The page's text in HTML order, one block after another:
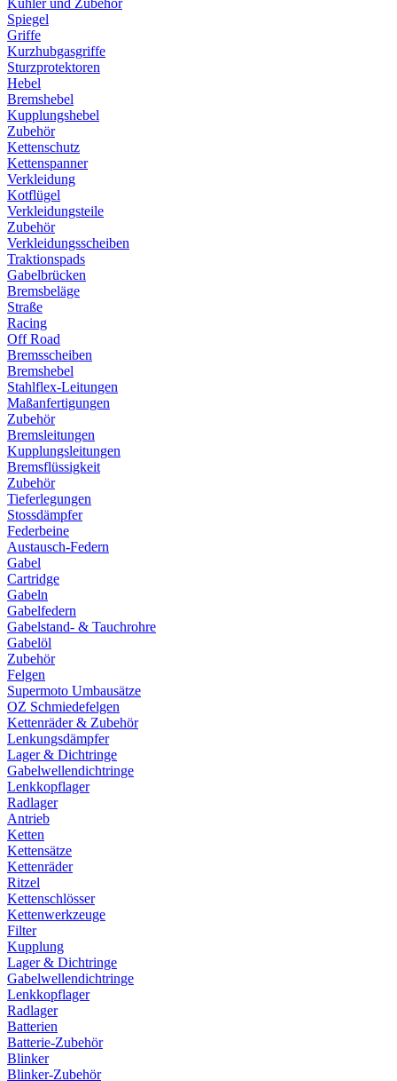
Kühler und Zubehör
Spiegel
Griffe
Kurzhubgasgriffe
Sturzprotektoren
Hebel
Bremshebel
Kupplungshebel
Zubehör
Kettenschutz
Kettenspanner
Verkleidung
Kotflügel
Verkleidungsteile
Zubehör
Verkleidungsscheiben
Traktionspads
Gabelbrücken
Bremsbeläge
Straße
Racing
Off Road
Bremsscheiben
Bremshebel
Stahlflex-Leitungen
Maßanfertigungen
Zubehör
Bremsleitungen
Kupplungsleitungen
Bremsflüssigkeit
Zubehör
Tieferlegungen
Stossdämpfer
Federbeine
Austausch-Federn
Gabel
Cartridge
Gabeln
Gabelfedern
Gabelstand- & Tauchrohre
Gabelöl
Zubehör
Felgen
Supermoto Umbausätze
OZ Schmiedefelgen
Kettenräder & Zubehör
Lenkungsdämpfer
Lager & Dichtringe
Gabelwellendichtringe
Lenkkopflager
Radlager
Antrieb
Ketten
Kettensätze
Kettenräder
Ritzel
Kettenschlösser
Kettenwerkzeuge
Filter
Kupplung
Lager & Dichtringe
Gabelwellendichtringe
Lenkkopflager
Radlager
Batterien
Batterie-Zubehör
Blinker
Blinker-Zubehör